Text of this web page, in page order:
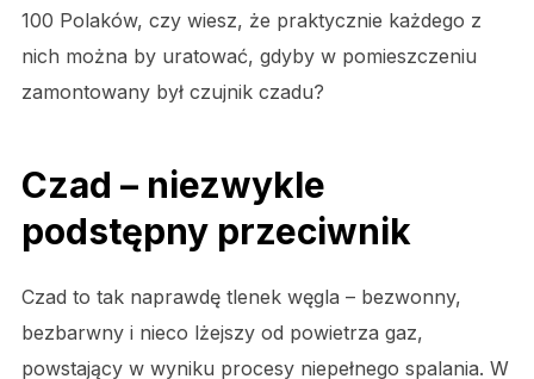
100 Polaków, czy wiesz, że praktycznie każdego z
nich można by uratować, gdyby w pomieszczeniu
zamontowany był czujnik czadu?
Czad – niezwykle
podstępny przeciwnik
Czad to tak naprawdę tlenek węgla – bezwonny,
bezbarwny i nieco lżejszy od powietrza gaz,
powstający w wyniku procesy niepełnego spalania. W